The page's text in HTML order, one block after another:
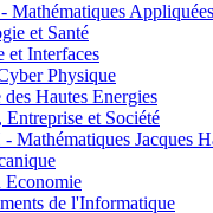
et Santé
Interfaces
Physique
Hautes Energies
et Société
Jacques
de l'Informatique